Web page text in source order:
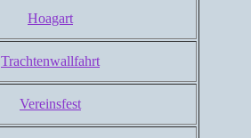
Hoagart
Trachtenwallfahrt
Vereinsfest